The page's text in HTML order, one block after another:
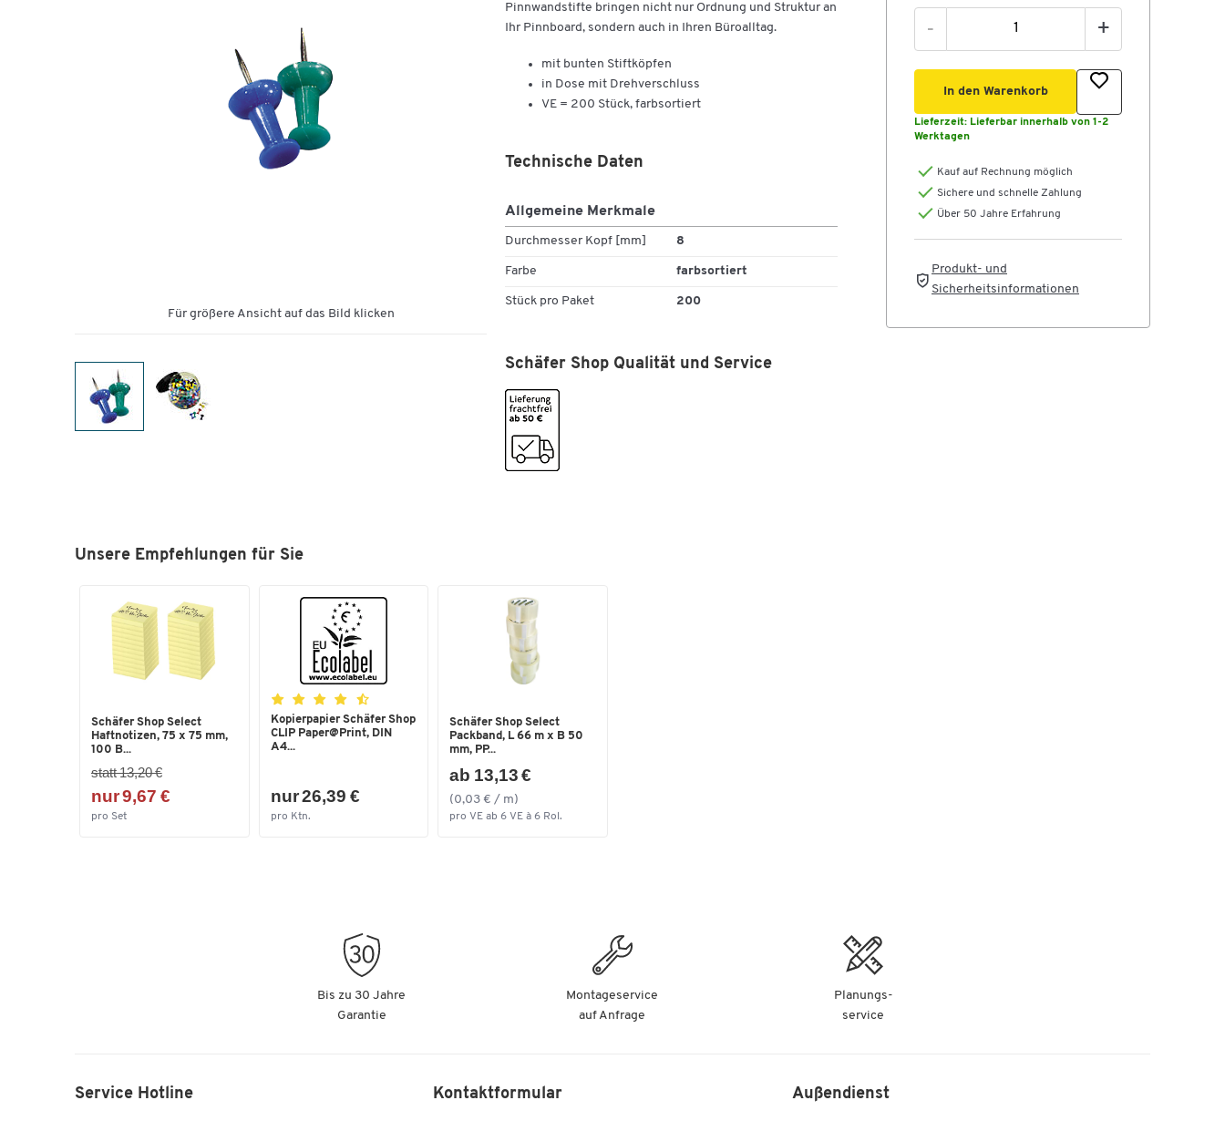
Für größere Ansicht auf das Bild klicken
Pinnwandstifte bringen nicht nur Ordnung und Struktur an
Ihr Pinnboard, sondern auch in Ihren Büroalltag.
mit bunten Stiftköpfen
in Dose mit Drehverschluss
VE = 200 Stück, farbsortiert
Technische Daten
Allgemeine Merkmale
Durchmesser Kopf [mm] 8
Farbe farbsortiert
Stück pro Paket 200
Schäfer Shop Qualität und Service
- +
In den Warenkorb
Lieferzeit: Lieferbar innerhalb von 1-2
Werktagen
Kauf auf Rechnung möglich
Sichere und schnelle Zahlung
Über 50 Jahre Erfahrung
Produkt- und
Sicherheitsinformationen
Unsere Empfehlungen für Sie
Schäfer Shop Select
Haftnotizen, 75 x 75 mm,
100 B...
statt 13,20 €
nur 9,67 €
pro Set
Kopierpapier Schäfer Shop
CLIP Paper@Print, DIN
A4...
nur 26,39 €
pro Ktn.
Schäfer Shop Select
Packband, L 66 m x B 50
mm, PP...
ab 13,13 €
(0,03 € / m)
pro VE ab 6 VE à 6 Rol.
Bis zu 30 Jahre
Garantie
Montageservice
auf Anfrage
Planungs-
service
Service Hotline Kontaktformular Außendienst